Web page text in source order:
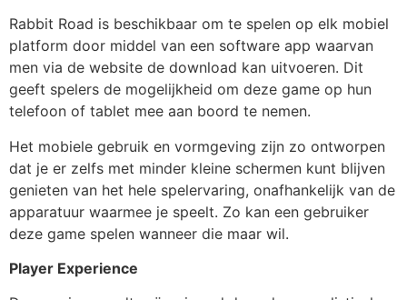
Rabbit Road is beschikbaar om te spelen op elk mobiel
platform door middel van een software app waarvan
men via de website de download kan uitvoeren. Dit
geeft spelers de mogelijkheid om deze game op hun
telefoon of tablet mee aan boord te nemen.
Het mobiele gebruik en vormgeving zijn zo ontworpen
dat je er zelfs met minder kleine schermen kunt blijven
genieten van het hele spelervaring, onafhankelijk van de
apparatuur waarmee je speelt. Zo kan een gebruiker
deze game spelen wanneer die maar wil.
Player Experience